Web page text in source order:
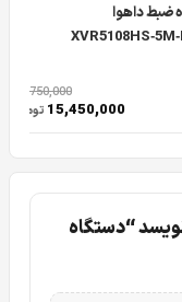
ضبط داهوا
18,750,000
15,450,000 تومان
“دستگاه